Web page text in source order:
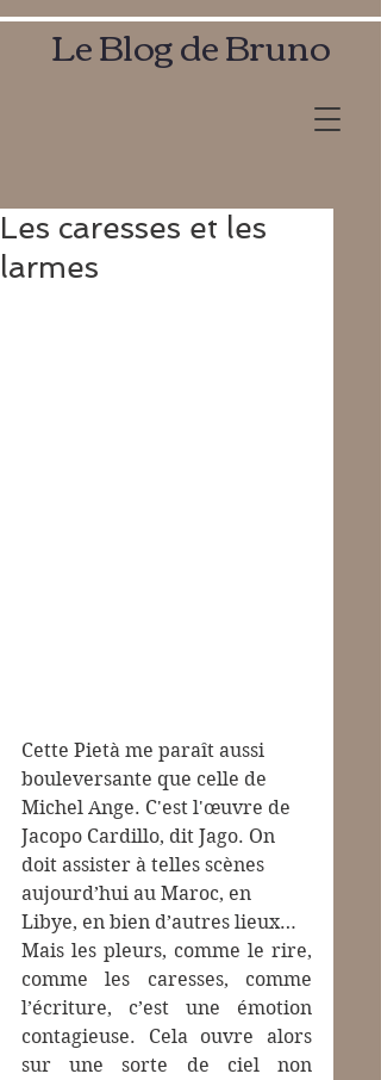
Le Blog de Bruno
Les caresses et les
larmes
Cette Pietà me paraît aussi
bouleversante que celle de
Michel Ange. C'est l'œuvre de
Jacopo Cardillo, dit Jago. On
doit assister à telles scènes
aujourd’hui au Maroc, en
Libye, en bien d’autres lieux…
Mais les pleurs, comme le rire,
comme les caresses, comme
l’écriture, c’est une émotion
contagieuse. Cela ouvre alors
sur une sorte de ciel non